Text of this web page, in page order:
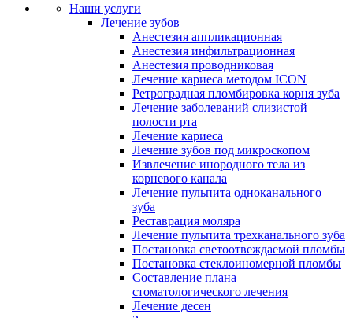
Наши услуги
Лечение зубов
Анестезия аппликационная
Анестезия инфильтрационная
Анестезия проводниковая
Лечение кариеса методом ICON
Ретроградная пломбировка корня зуба
Лечение заболеваний слизистой
полости рта
Лечение кариеса
Лечение зубов под микроскопом
Извлечение инородного тела из
корневого канала
Лечение пульпита одноканального
зуба
Реставрация моляра
Лечение пульпита трехканального зуба
Постановка светоотвеждаемой пломбы
Постановка стеклоиномерной пломбы
Составление плана
стоматологического лечения
Лечение десен